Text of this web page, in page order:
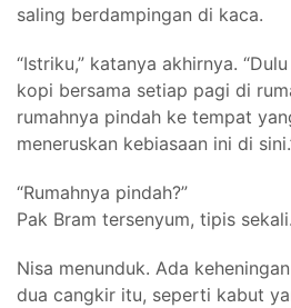
saling berdampingan di kaca.
“Istriku,” katanya akhirnya.
kopi bersama setiap pagi di
rumahnya pindah ke tempat
meneruskan kebiasaan ini di
“Rumahnya pindah?”
Pak Bram tersenyum, tipis
Nisa menunduk. Ada
dua cangkir itu, seperti kabut